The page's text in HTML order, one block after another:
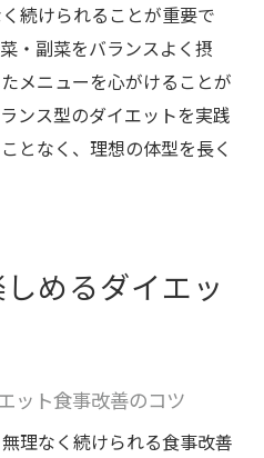
続けられることが重要で
・副菜をバランスよく摂
メニューを心がけることが
ンス型のダイエットを実践
となく、理想の体型を長く
めるダイエッ
ット食事改善のコツ
理なく続けられる食事改善